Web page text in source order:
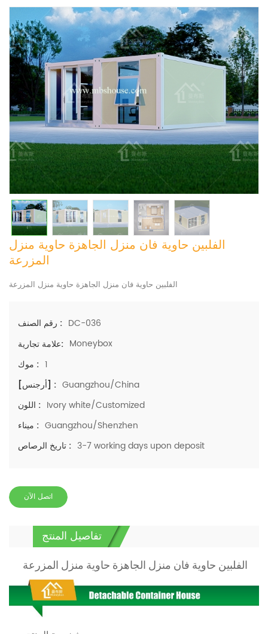
الفلبين حاوية فان منزل الجاهزة حاوية منزل
المزرعة
الفلبين حاوية فان منزل الجاهزة حاوية منزل المزرعة
رقم الصنف : DC-036
علامة تجارية: Moneybox
موك : 1
[أرجنس] : Guangzhou/China
اللون : Ivory white/Customized
ميناء : Guangzhou/Shenzhen
تاريخ الرصاص : 3-7 working days upon deposit
اتصل الآن
تفاصيل المنتج
الفلبين حاوية فان منزل الجاهزة حاوية منزل المزرعة